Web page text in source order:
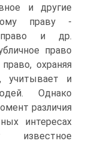
и другие
праву -
право и др.
право
ох­раняя
учитывает и
Однако
различия
интересах
известное